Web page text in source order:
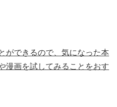
ができるので、気になった本
漫画を試してみることをおす